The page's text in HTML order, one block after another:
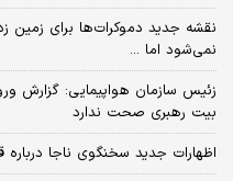
نقشه جدید دموکرات‌ها برای
نمی‌شود اما ...
بیت رهبری صحت ندارد
اظهارات جدید سخنگوی ناجا